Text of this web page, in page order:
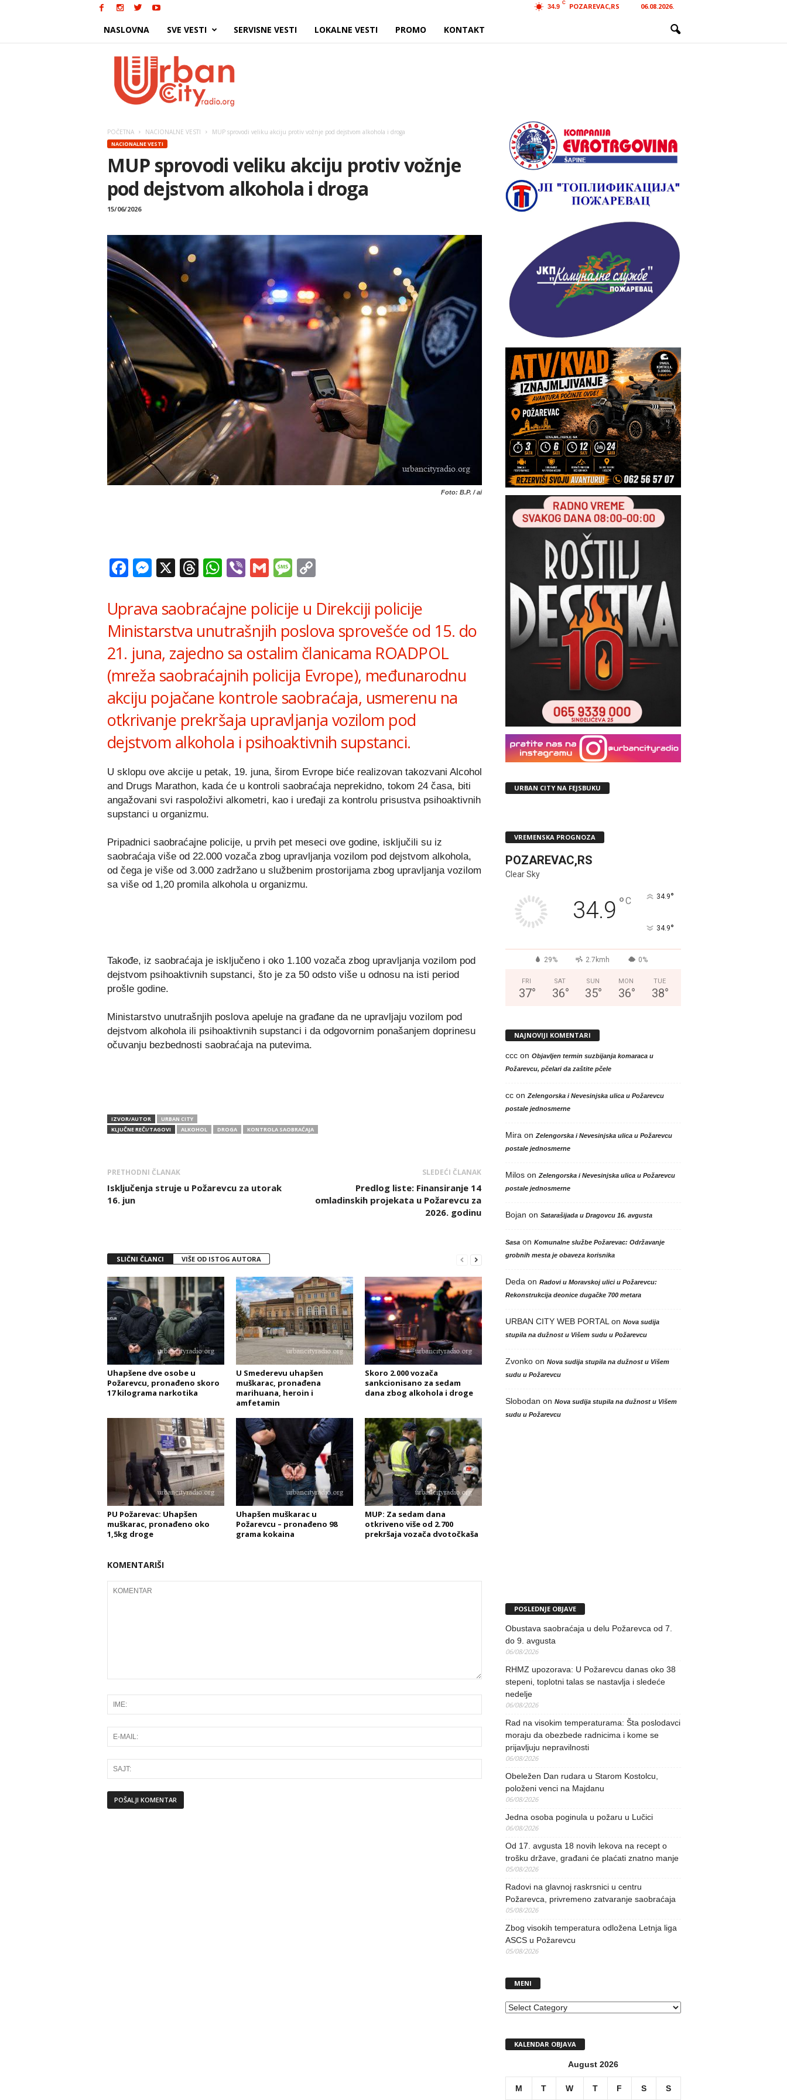
34.9
C POZAREVAC,RS 06.08.2026.
NASLOVNA SVE VESTI SERVISNE VESTI LOKALNE VESTI PROMO KONTAKT
POČETNA NACIONALNE VESTI MUP sprovodi veliku akciju protiv vožnje pod dejstvom alkohola i droga
NACIONALNE VESTI
MUP sprovodi veliku akciju protiv vožnje
pod dejstvom alkohola i droga
15/06/2026
Foto: B.P. / ai
Facebook
Messenger
X Threads
WhatsApp
ViberGmailMessage
Uprava saobraćajne policije u Direkciji policije
Ministarstva unutrašnjih poslova sprovešće od 15. do
21. juna, zajedno sa ostalim članicama ROADPOL
(mreža saobraćajnih policija Evrope), međunarodnu
akciju pojačane kontrole saobraćaja, usmerenu na
otkrivanje prekršaja upravljanja vozilom pod
dejstvom alkohola i psihoaktivnih supstanci.
U sklopu ove akcije u petak, 19. juna, širom Evrope biće realizovan takozvani Alcohol
and Drugs Marathon, kada će u kontroli saobraćaja neprekidno, tokom 24 časa, biti
angažovani svi raspoloživi alkometri, kao i uređaji za kontrolu prisustva psihoaktivnih
supstanci u organizmu.
Pripadnici saobraćajne policije, u prvih pet meseci ove godine, isključili su iz
saobraćaja više od 22.000 vozača zbog upravljanja vozilom pod dejstvom alkohola,
od čega je više od 3.000 zadržano u službenim prostorijama zbog upravljanja vozilom
sa više od 1,20 promila alkohola u organizmu.
Takođe, iz saobraćaja je isključeno i oko 1.100 vozača zbog upravljanja vozilom pod
dejstvom psihoaktivnih supstanci, što je za 50 odsto više u odnosu na isti period
prošle godine.
Ministarstvo unutrašnjih poslova apeluje na građane da ne upravljaju vozilom pod
dejstvom alkohola ili psihoaktivnih supstanci i da odgovornim ponašanjem doprinesu
očuvanju bezbednosti saobraćaja na putevima.
IZVOR/AUTOR
URBAN CITY
KLJUČNE REČI/TAGOVI
ALKOHOL DROGA KONTROLA SAOBRAĆAJA
PRETHODNI ČLANAK
Isključenja struje u Požarevcu za utorak
16. jun
SLEDEĆI ČLANAK
Predlog liste: Finansiranje 14
omladinskih projekata u Požarevcu za
2026. godinu
SLIČNI ČLANCI VIŠE OD ISTOG AUTORA
Uhapšene dve osobe u
Požarevcu, pronađeno skoro
17 kilograma narkotika
U Smederevu uhapšen
muškarac, pronađena
marihuana, heroin i
amfetamin
Skoro 2.000 vozača
sankcionisano za sedam
dana zbog alkohola i droge
PU Požarevac: Uhapšen
muškarac, pronađeno oko
1,5kg droge
Uhapšen muškarac u
Požarevcu – pronađeno 98
grama kokaina
MUP: Za sedam dana
otkriveno više od 2.700
prekršaja vozača dvotočkaša
KOMENTARIŠI
URBAN CITY NA FEJSBUKU
VREMENSKA PROGNOZA
POZAREVAC,RS
Clear Sky
34.9 °C 34.9°
34.9°
29% 2.7kmh 0%
FRI
37°
SAT
36°
SUN
35°
MON
36°
TUE
38°
NAJNOVIJI KOMENTARI
cccon Objavljen termin suzbijanja komaraca u
Požarevcu, pčelari da zaštite pčele
ccon Zelengorska i Nevesinjska ulica u Požarevcu
postale jednosmerne
Mira on Zelengorska i Nevesinjska ulica u Požarevcu
postale jednosmerne
Miloson Zelengorska i Nevesinjska ulica u Požarevcu
postale jednosmerne
Bojan on Satarašijada u Dragovcu 16. avgusta
Sasaon Komunalne službe Požarevac: Održavanje
grobnih mesta je obaveza korisnika
Deda on Radovi u Moravskoj ulici u Požarevcu:
Rekonstrukcija deonice dugačke 700 metara
URBAN CITY WEB PORTAL on Nova sudija
stupila na dužnost u Višem sudu u Požarevcu
Zvonkoon Nova sudija stupila na dužnost u Višem
sudu u Požarevcu
Slobodan on Nova sudija stupila na dužnost u Višem
sudu u Požarevcu
POSLEDNJE OBJAVE
Obustava saobraćaja u delu Požarevca od 7.
do 9. avgusta
06/08/2026
RHMZ upozorava: U Požarevcu danas oko 38
stepeni, toplotni talas se nastavlja i sledeće
nedelje
06/08/2026
Rad na visokim temperaturama: Šta poslodavci
moraju da obezbede radnicima i kome se
prijavljuju nepravilnosti
06/08/2026
Obeležen Dan rudara u Starom Kostolcu,
položeni venci na Majdanu
06/08/2026
Jedna osoba poginula u požaru u Lučici
06/08/2026
Od 17. avgusta 18 novih lekova na recept o
trošku države, građani će plaćati znatno manje
05/08/2026
Radovi na glavnoj raskrsnici u centru
Požarevca, privremeno zatvaranje saobraćaja
05/08/2026
Zbog visokih temperatura odložena Letnja liga
ASCS u Požarevcu
05/08/2026
MENI
MENI
KALENDAR OBJAVA
August 2026
M T W T F S S